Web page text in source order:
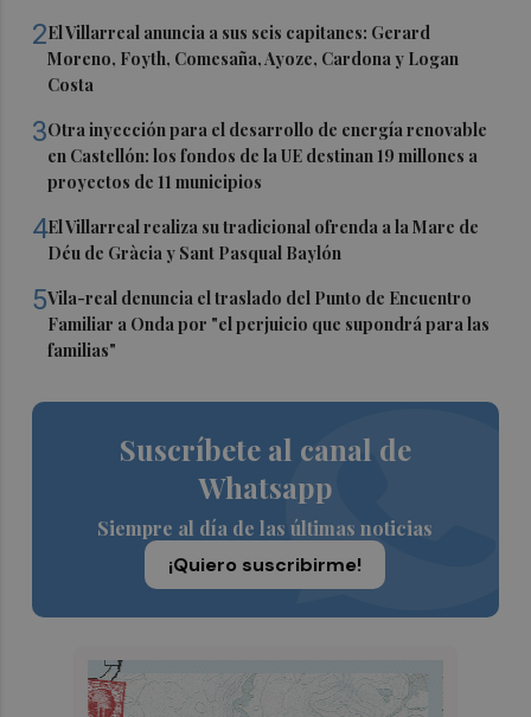
2El Villarreal anuncia a sus seis capitanes: Gerard
Moreno, Foyth, Comesaña, Ayoze, Cardona y Logan
Costa
3Otra inyección para el desarrollo de energía renovable
en Castellón: los fondos de la UE destinan 19 millones a
proyectos de 11 municipios
4El Villarreal realiza su tradicional ofrenda a la Mare de
Déu de Gràcia y Sant Pasqual Baylón
5Vila-real denuncia el traslado del Punto de Encuentro
Familiar a Onda por "el perjuicio que supondrá para las
familias"
Suscríbete al canal de
Whatsapp
Siempre al día de las últimas noticias
¡Quiero suscribirme!